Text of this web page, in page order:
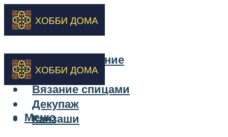
Бисероплетение
Вышивка
Вязание спицами
Декупаж
Канзаши
Меню